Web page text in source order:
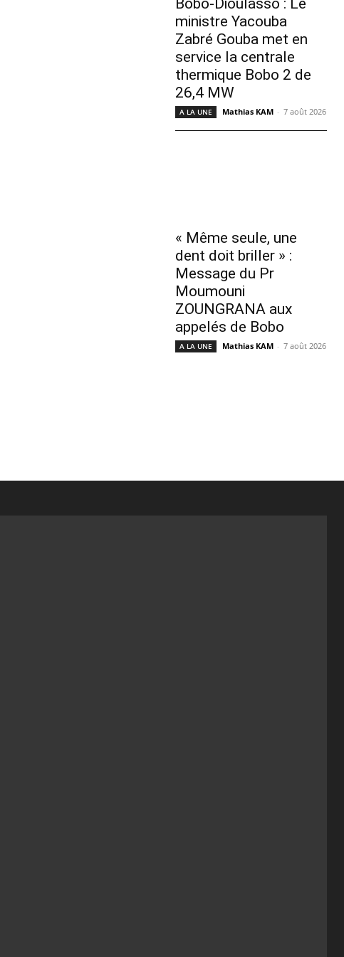
Bobo-Dioulasso : Le
ministre Yacouba
Zabré Gouba met en
service la centrale
thermique Bobo 2 de
26,4 MW
A LA UNE Mathias KAM - 7 août 2026
« Même seule, une
dent doit briller » :
Message du Pr
Moumouni
ZOUNGRANA aux
appelés de Bobo
A LA UNE Mathias KAM - 7 août 2026